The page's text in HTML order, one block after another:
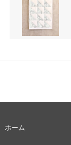
ホーム